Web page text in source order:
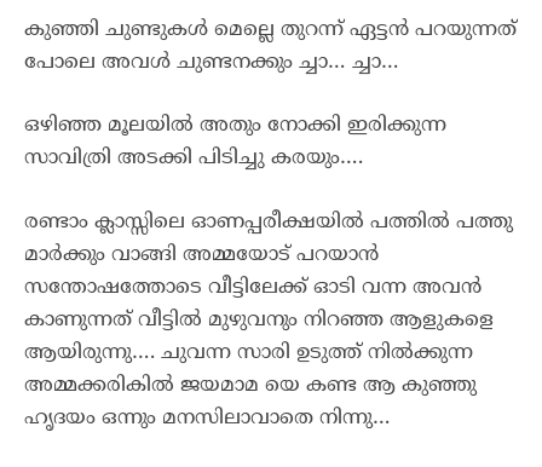
കുഞ്ഞി ചുണ്ടുകൾ മെല്ലെ തുറന്ന് ഏട്ടൻ പറയുന്നത്
പോലെ അവൾ ചുണ്ടനക്കും ച്ചാ… ച്ചാ…
ഒഴിഞ്ഞ മൂലയിൽ അതും നോക്കി ഇരിക്കുന്ന
സാവിത്രി അടക്കി പിടിച്ചു കരയും….
രണ്ടാം ക്ലാസ്സിലെ ഓണപ്പരീക്ഷയിൽ പത്തിൽ പത്തു
മാർക്കും വാങ്ങി അമ്മയോട് പറയാൻ
സന്തോഷത്തോടെ വീട്ടിലേക്ക് ഓടി വന്ന അവൻ
കാണുന്നത് വീട്ടിൽ മുഴുവനും നിറഞ്ഞ ആളുകളെ
ആയിരുന്നു…. ചുവന്ന സാരി ഉടുത്ത് നിൽക്കുന്ന
അമ്മക്കരികിൽ ജയമാമ യെ കണ്ട ആ കുഞ്ഞു
ഹൃദയം ഒന്നും മനസിലാവാതെ നിന്നു…